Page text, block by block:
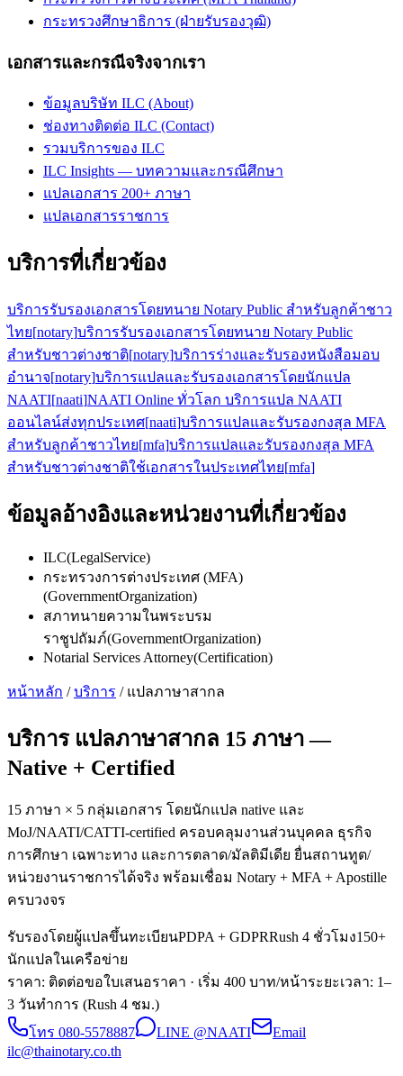
กระทรวงศึกษาธิการ (ฝ่ายรับรองวุฒิ)
เอกสารและกรณีจริงจากเรา
ข้อมูลบริษัท ILC (About)
ช่องทางติดต่อ ILC (Contact)
รวมบริการของ ILC
ILC Insights — บทความและกรณีศึกษา
แปลเอกสาร 200+ ภาษา
แปลเอกสารราชการ
บริการที่เกี่ยวข้อง
บริการรับรองเอกสารโดยทนาย Notary Public สำหรับลูกค้าชาว
ไทย[notary]บริการรับรองเอกสารโดยทนาย Notary Public
สำหรับชาวต่างชาติ[notary]บริการร่างและรับรองหนังสือมอบ
อำนาจ[notary]บริการแปลและรับรองเอกสารโดยนักแปล
NAATI[naati]NAATI Online ทั่วโลก บริการแปล NAATI
ออนไลน์ส่งทุกประเทศ[naati]บริการแปลและรับรองกงสุล MFA
สำหรับลูกค้าชาวไทย[mfa]บริการแปลและรับรองกงสุล MFA
สำหรับชาวต่างชาติใช้เอกสารในประเทศไทย[mfa]
ข้อมูลอ้างอิงและหน่วยงานที่เกี่ยวข้อง
ILC(LegalService)
กระทรวงการต่างประเทศ (MFA)
(GovernmentOrganization)
สภาทนายความในพระบรม
ราชูปถัมภ์(GovernmentOrganization)
Notarial Services Attorney(Certification)
หน้าหลัก /บริการ / แปลภาษาสากล
บริการ แปลภาษาสากล 15 ภาษา—
Native + Certified
15 ภาษา × 5 กลุ่มเอกสาร โดยนักแปล native และ
MoJ/NAATI/CATTI-certified ครอบคลุมงานส่วนบุคคล ธุรกิจ
การศึกษา เฉพาะทาง และการตลาด/มัลติมีเดีย ยื่นสถานทูต/
หน่วยงานราชการได้จริง พร้อมเชื่อม Notary + MFA + Apostille
ครบวงจร
รับรองโดยผู้แปลขึ้นทะเบียนPDPA + GDPRRush 4 ชั่วโมง150+
นักแปลในเครือข่าย
ราคา: ติดต่อขอใบเสนอราคา · เริ่ม 400 บาท/หน้าระยะเวลา: 1–
3 วันทำการ (Rush 4 ชม.)
โทร 080-5578887 LINE @NAATI
Email
ilc@thainotary.co.th